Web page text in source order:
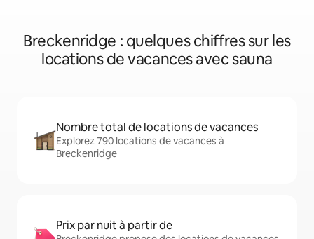
Breckenridge : quelques chiffres sur les
locations de vacances avec sauna
Nombre total de locations de vacances
Explorez 790 locations de vacances à
Breckenridge
Prix par nuit à partir de